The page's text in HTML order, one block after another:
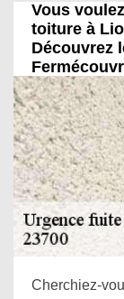
Vous
toiture à
Découvrez
Cherchiez-